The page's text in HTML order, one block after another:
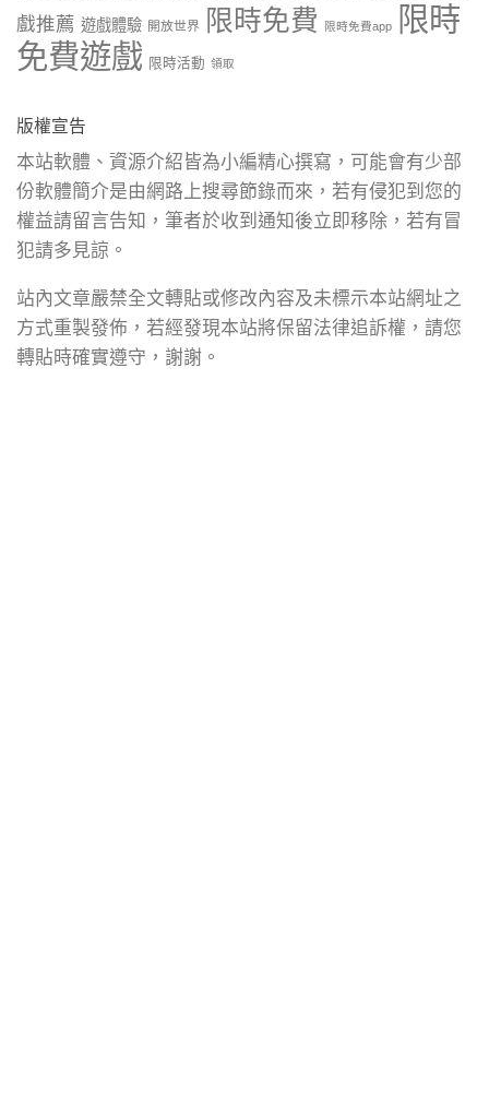
戲推薦 遊戲體驗 開放世界 限時免費 限時免費app
限時
免費遊戲 限時活動 領取
版權宣告
本站軟體、資源介紹皆為小編精心撰寫，可能會有少部
份軟體簡介是由網路上搜尋節錄而來，若有侵犯到您的
權益請留言告知，筆者於收到通知後立即移除，若有冒
犯請多見諒。
站內文章嚴禁全文轉貼或修改內容及未標示本站網址之
方式重製發佈，若經發現本站將保留法律追訴權，請您
轉貼時確實遵守，謝謝。